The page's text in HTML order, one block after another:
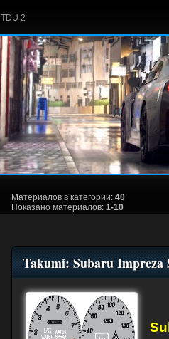
TDU 2
Материалов в категории: 40
Показано материалов: 1-10
Takumi: Subaru Impreza